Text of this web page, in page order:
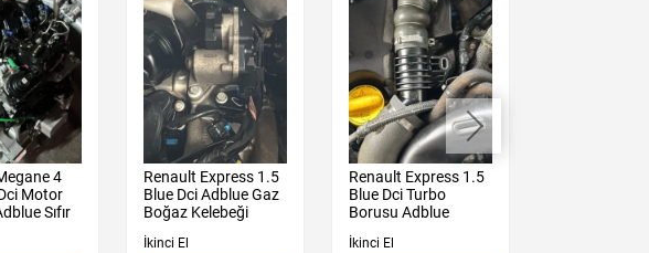
4
Motor
Sıfır
Renault Express 1.5
Blue Dci Adblue Gaz
Boğaz Kelebeği
İkinci El
Renault Express 1.5
Blue Dci Turbo
Borusu Adblue
İkinci El